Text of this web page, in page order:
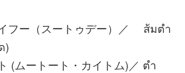
フー（スートゥデー）／ ส้มตำ
)
(ムートート・カイトム)／ ตำ